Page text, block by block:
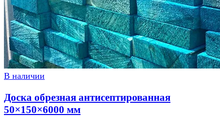
В наличии
Доска обрезная антисептированная
50×150×6000 мм